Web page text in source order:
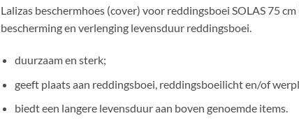
Lalizas beschermhoes (cover) voor reddingsboei SOLAS 75
bescherming en verlenging levensduur reddingsboei.
duurzaam en sterk;
geeft plaats aan reddingsboei, reddingsboeilicht en/of
biedt een langere levensduur aan boven genoemde items.